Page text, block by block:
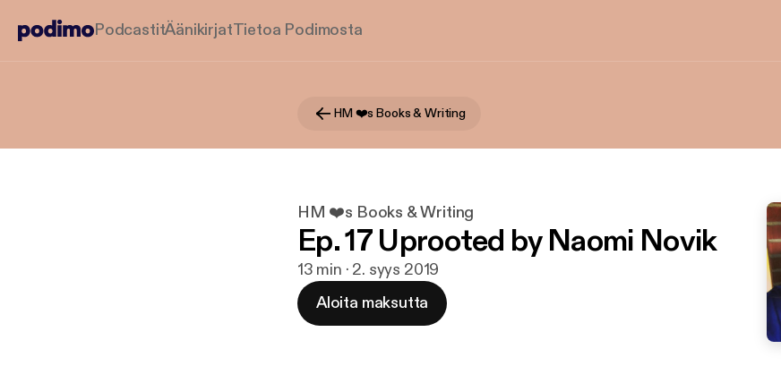
PodcastitÄänikirjatTietoa Podimosta
HM ❤️s Books & Writing
HM ❤️s Books & Writing
Ep. 17 Uprooted by Naomi Novik
13 min · 2. syys 2019
Aloita maksutta